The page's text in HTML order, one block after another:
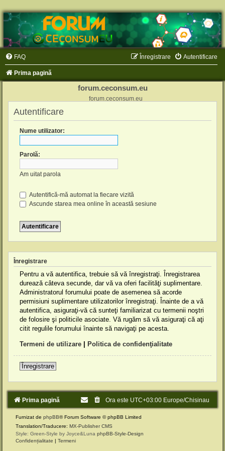
FAQ Autentificare
Înregistrare
Prima pagină
forum.ceconsum.eu
forum.ceconsum.eu
Autentificare
Nume utilizator:
Parolă:
Am uitat parola
Autentifică-mă automat la fiecare vizită
Ascunde starea mea online în această sesiune
Înregistrare
Pentru a vă autentifica, trebuie să vă înregistraţi. Înregistrarea
durează câteva secunde, dar vă va oferi facilităţi suplimentare.
Administratorul forumului poate de asemenea să acorde
permisiuni suplimentare utilizatorilor înregistraţi. Înainte de a vă
autentifica, asiguraţi-vă că sunteţi familiarizat cu termenii noştri
de folosire şi politicile asociate. Vă rugăm să vă asiguraţi că aţi
citit regulile forumului înainte să navigaţi pe acesta.
Termeni de utilizare Politica de confidenţialitate
Înregistrare
Prima pagină Ora este UTC+03:00 Europe/Chisinau
Furnizat de phpBB® Forum Software © phpBB Limited
Translation/Traducere: MX-Publisher CMS
Style: Green-Style by Joyce&Luna phpBB-Style-Design
Confidențialitate | Termeni